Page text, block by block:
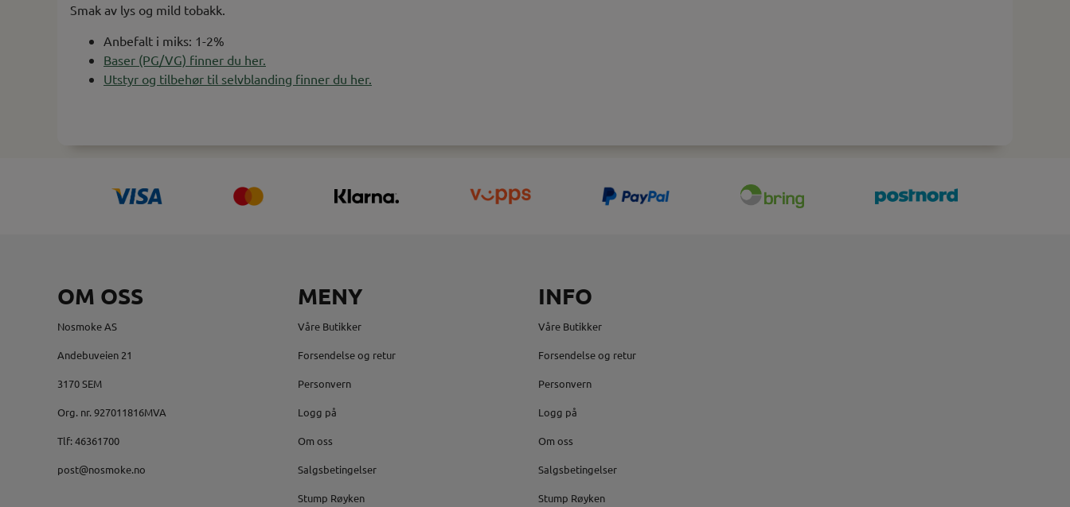
Smak av lys og mild tobakk.
Anbefalt i miks: 1-2%
Baser (PG/VG) finner du her.
Utstyr og tilbehør til selvblanding finner du her.
OM OSS
Nosmoke AS
Andebuveien 21
3170 SEM
Org. nr. 927011816MVA
Tlf:46361700
post@nosmoke.no
MENY
Våre Butikker
Forsendelse og retur
Personvern
Logg på
Om oss
Salgsbetingelser
Stump Røyken
INFO
Våre Butikker
Forsendelse og retur
Personvern
Logg på
Om oss
Salgsbetingelser
Stump Røyken